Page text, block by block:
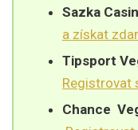
Sazka
a získat
Tipsport
Registrovat
Chance